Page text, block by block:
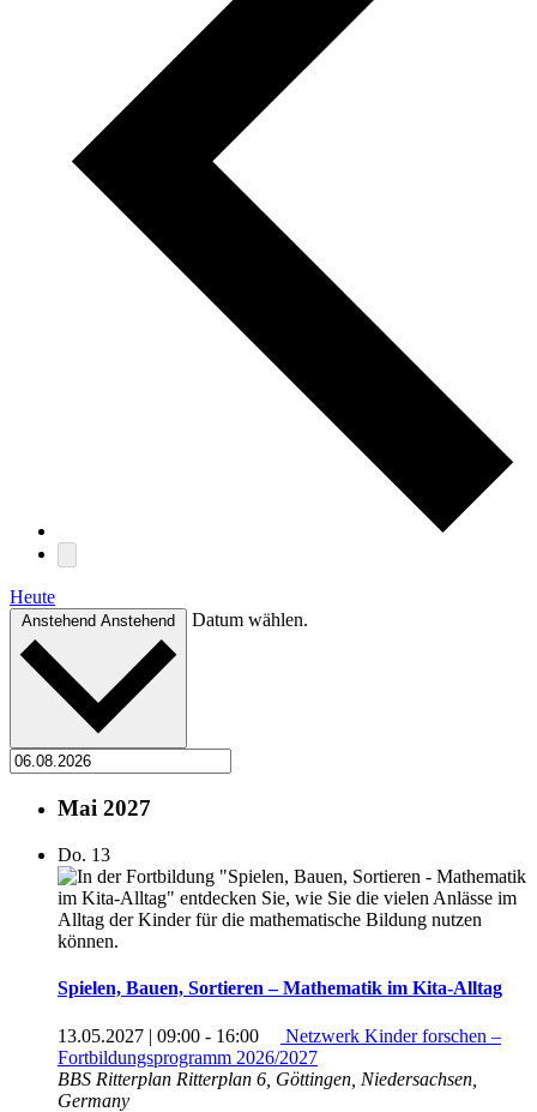
Heute
Anstehend Anstehend Datum wählen.
Mai 2027
Do. 13
Spielen, Bauen, Sortieren – Mathematik im Kita-Alltag
13.05.2027 | 09:00 - 16:00
Netzwerk Kinder forschen –
Fortbildungsprogramm 2026/2027
BBS Ritterplan Ritterplan 6, Göttingen, Niedersachsen,
Germany